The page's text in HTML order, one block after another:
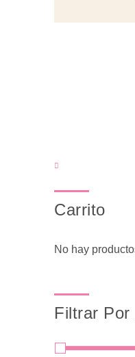
Carrito
No hay
Filtrar Por